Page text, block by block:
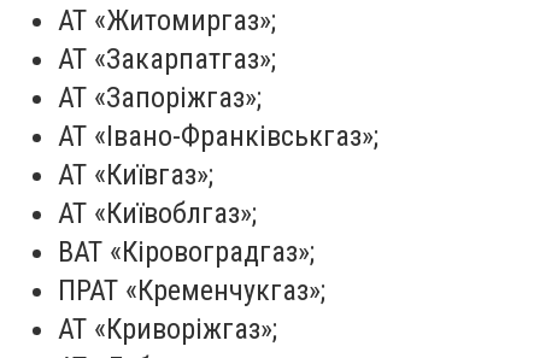
АТ «Житомиргаз»;
АТ «Закарпатгаз»;
АТ «Запоріжгаз»;
АТ «Івано-Франківськгаз»;
АТ «Київгаз»;
АТ «Київоблгаз»;
ВАТ «Кіровоградгаз»;
ПРАТ «Кременчукгаз»;
АТ «Криворіжгаз»;